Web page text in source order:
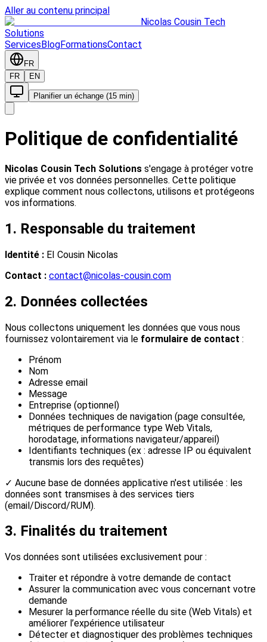
Aller au contenu principal
Nicolas Cousin Tech
Solutions
ServicesBlogFormationsContact
FR
FR
EN
Planifier un échange (15 min)
Politique de confidentialité
Nicolas Cousin Tech Solutions s'engage à protéger votre
vie privée et vos données personnelles. Cette politique
explique comment nous collectons, utilisons et protégeons
vos informations.
1. Responsable du traitement
Identité : EI Cousin Nicolas
Contact : contact@nicolas-cousin.com
2. Données collectées
Nous collectons uniquement les données que vous nous
fournissez volontairement via le formulaire de contact :
Prénom
Nom
Adresse email
Message
Entreprise (optionnel)
Données techniques de navigation (page consultée,
métriques de performance type Web Vitals,
horodatage, informations navigateur/appareil)
Identifiants techniques (ex : adresse IP ou équivalent
transmis lors des requêtes)
✓ Aucune base de données applicative n'est utilisée : les
données sont transmises à des services tiers
(email/Discord/RUM).
3. Finalités du traitement
Vos données sont utilisées exclusivement pour :
Traiter et répondre à votre demande de contact
Assurer la communication avec vous concernant votre
demande
Mesurer la performance réelle du site (Web Vitals) et
améliorer l’expérience utilisateur
Détecter et diagnostiquer des problèmes techniques